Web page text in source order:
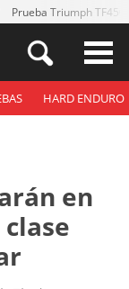
Prueba Triumph
HARD ENDURO
en